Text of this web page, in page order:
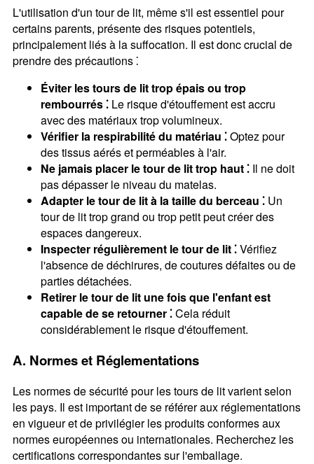
L'utilisation d'un tour de lit, même s'il est essentiel pour
certains parents, présente des risques potentiels,
principalement liés à la suffocation. Il est donc crucial de
prendre des précautions ⁚
Éviter les tours de lit trop épais ou trop
rembourrés ⁚Le risque d'étouffement est accru
avec des matériaux trop volumineux.
Vérifier la respirabilité du matériau ⁚Optez pour
des tissus aérés et perméables à l'air.
Ne jamais placer le tour de lit trop haut ⁚Il ne doit
pas dépasser le niveau du matelas.
Adapter le tour de lit à la taille du berceau ⁚Un
tour de lit trop grand ou trop petit peut créer des
espaces dangereux.
Inspecter régulièrement le tour de lit ⁚Vérifiez
l'absence de déchirures, de coutures défaites ou de
parties détachées.
Retirer le tour de lit une fois que l'enfant est
capable de se retourner ⁚Cela réduit
considérablement le risque d'étouffement.
A. Normes et Réglementations
Les normes de sécurité pour les tours de lit varient selon
les pays. Il est important de se référer aux réglementations
en vigueur et de privilégier les produits conformes aux
normes européennes ou internationales. Recherchez les
certifications correspondantes sur l'emballage.